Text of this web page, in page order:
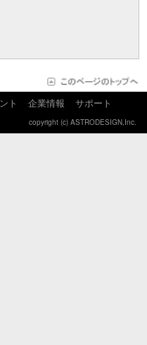
ト 企業情報 サポート
copyright (c) ASTRODESIGN,Inc.